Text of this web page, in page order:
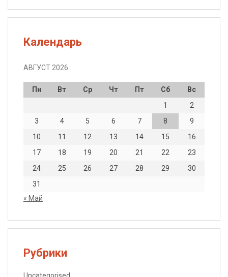
Календарь
АВГУСТ 2026
Пн Вт Ср Чт Пт Сб
Вс
1
2
3
4 5 6 7 8
9
10
11 12 13 14 15
16
17
18 19 20 21 22
23
24
25 26 27 28 29
30
31
« Май
Рубрики
Uncategorised